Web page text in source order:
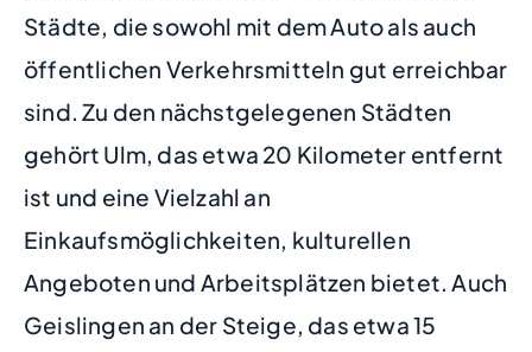
Städte, die sowohl mit dem Auto als auch
öffentlichen Verkehrsmitteln gut erreichbar
sind. Zu den nächstgelegenen Städten
gehört Ulm, das etwa 20 Kilometer entfernt
ist und eine Vielzahl an
Einkaufsmöglichkeiten, kulturellen
Angeboten und Arbeitsplätzen bietet. Auch
Geislingen an der Steige, das etwa 15